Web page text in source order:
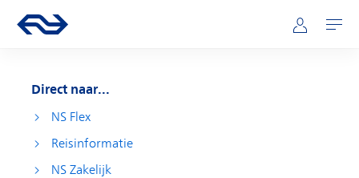
Hoofdnavigatie
Ga naar de homepage van ns.nl Mijn NS
Openen
Direct naar...
NS Flex
Reisinformatie
NS Zakelijk